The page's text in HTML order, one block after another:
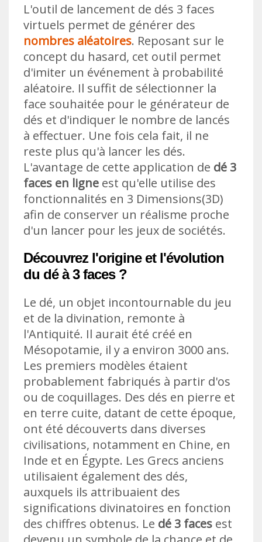
L'outil de lancement de dés 3 faces
virtuels permet de générer des
nombres aléatoires. Reposant sur le
concept du hasard, cet outil permet
d'imiter un événement à probabilité
aléatoire. Il suffit de sélectionner la
face souhaitée pour le générateur de
dés et d'indiquer le nombre de lancés
à effectuer. Une fois cela fait, il ne
reste plus qu'à lancer les dés.
L'avantage de cette application de dé 3
faces en ligne est qu'elle utilise des
fonctionnalités en 3 Dimensions(3D)
afin de conserver un réalisme proche
d'un lancer pour les jeux de sociétés.
Découvrez l'origine et l'évolution
du dé à 3 faces ?
Le dé, un objet incontournable du jeu
et de la divination, remonte à
l'Antiquité. Il aurait été créé en
Mésopotamie, il y a environ 3000 ans.
Les premiers modèles étaient
probablement fabriqués à partir d'os
ou de coquillages. Des dés en pierre et
en terre cuite, datant de cette époque,
ont été découverts dans diverses
civilisations, notamment en Chine, en
Inde et en Égypte. Les Grecs anciens
utilisaient également des dés,
auxquels ils attribuaient des
significations divinatoires en fonction
des chiffres obtenus. Le dé 3 faces est